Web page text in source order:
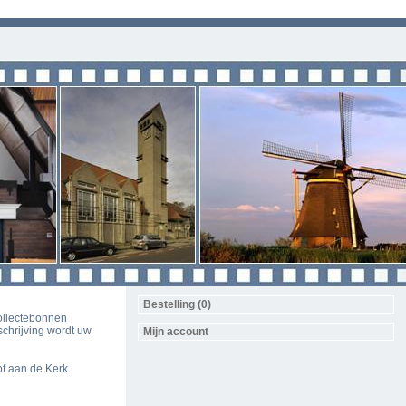
wordt uw
aan de Kerk.
Bestelling (0)
Mijn account